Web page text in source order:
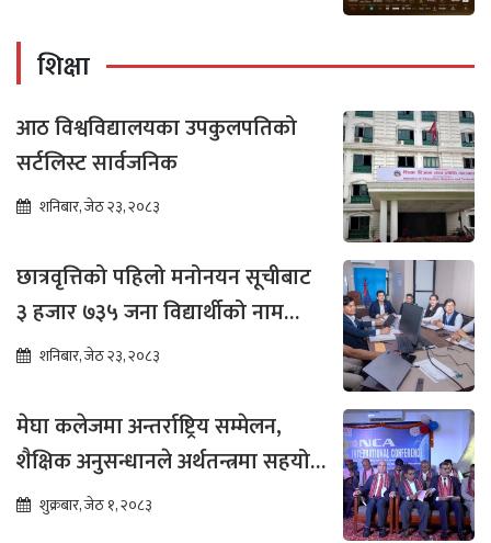
शिक्षा
आठ विश्वविद्यालयका उपकुलपतिको
सर्टलिस्ट सार्वजनिक
शनिबार, जेठ २३, २०८३
छात्रवृत्तिको पहिलो मनोनयन सूचीबाट
३ हजार ७३५ जना विद्यार्थीको नाम
भर्नाका लागि सिफारिस
शनिबार, जेठ २३, २०८३
मेघा कलेजमा अन्तर्राष्ट्रिय सम्मेलन,
शैक्षिक अनुसन्धानले अर्थतन्त्रमा सहयोग
पुग्ने विश्वास
शुक्रबार, जेठ १, २०८३